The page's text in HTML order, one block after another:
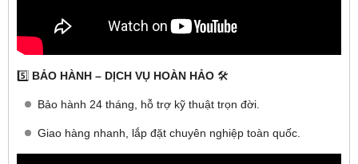
5️⃣ BẢO HÀNH – DỊCH VỤ HOÀN HẢO 🛠
Bảo hành 24 tháng, hỗ trợ kỹ thuật trọn đời.
Giao hàng nhanh, lắp đặt chuyên nghiệp toàn quốc.